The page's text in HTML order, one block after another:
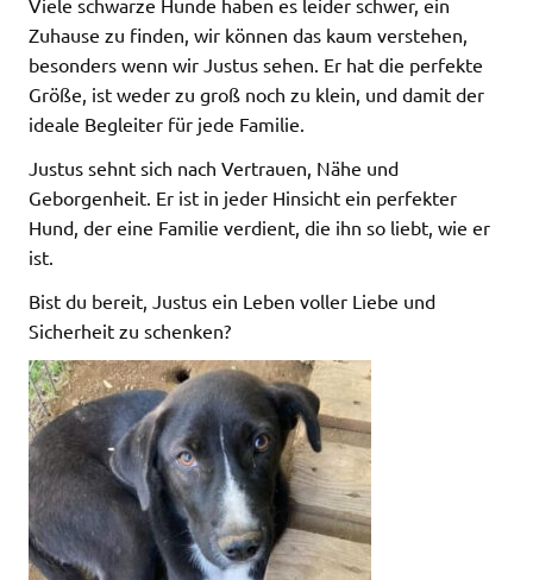
Viele schwarze Hunde haben es leider schwer, ein
Zuhause zu finden, wir können das kaum verstehen,
besonders wenn wir Justus sehen. Er hat die perfekte
Größe, ist weder zu groß noch zu klein, und damit der
ideale Begleiter für jede Familie.
Justus sehnt sich nach Vertrauen, Nähe und
Geborgenheit. Er ist in jeder Hinsicht ein perfekter
Hund, der eine Familie verdient, die ihn so liebt, wie er
ist.
Bist du bereit, Justus ein Leben voller Liebe und
Sicherheit zu schenken?